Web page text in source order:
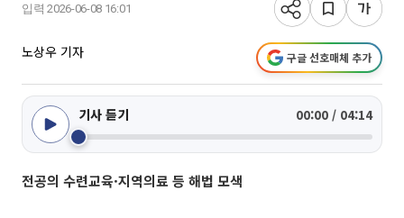
입력 2026-06-08 16:01
노상우 기자 구글 선호매체 추가
기사 듣기 00:00 / 04:14
전공의 수련교육·지역의료 등 해법 모색